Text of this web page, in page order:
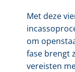
Met deze
om
fase brengt
vereisten